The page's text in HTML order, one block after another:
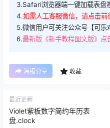
3.Safari浏览器端一键加载表盘
4.如需人工客服微信，请点击前
5.微信用户可关注公众号【可乐
6.最新版《新手教程图文版》点
海报分享 收藏
最近更新
Violet紫板数字简约年历表
盘.clock